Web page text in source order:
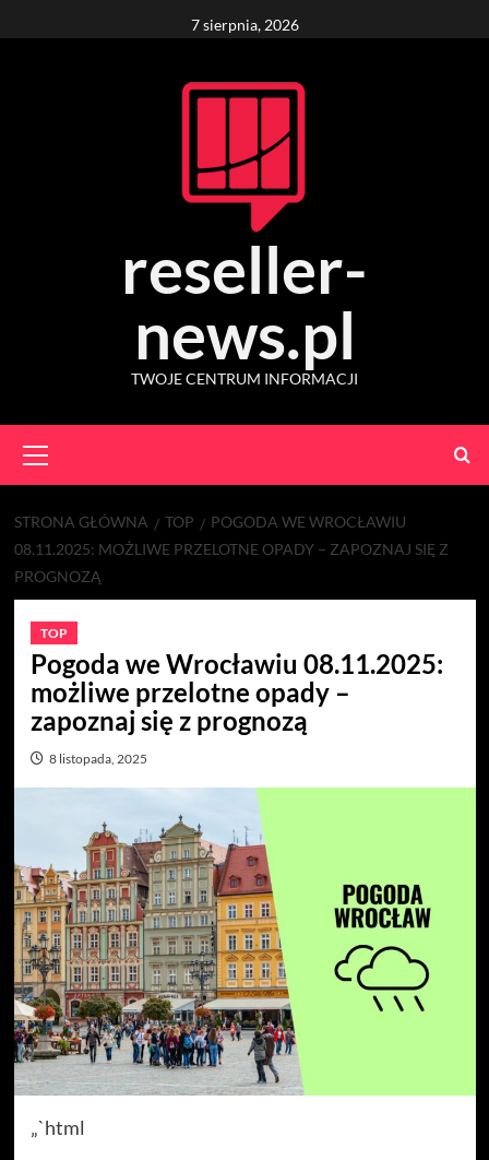
to
7 sierpnia, 2026
reseller-
news.pl
TWOJE CENTRUM INFORMACJI
Menu
STRONA GŁÓWNA TOP
POGODA WE WROCŁAWIU
08.11.2025: MOŻLIWE PRZELOTNE OPADY – ZAPOZNAJ SIĘ Z
PROGNOZĄ
TOP
Pogoda we Wrocławiu 08.11.2025:
możliwe przelotne opady –
zapoznaj się z prognozą
8 listopada, 2025
„`html